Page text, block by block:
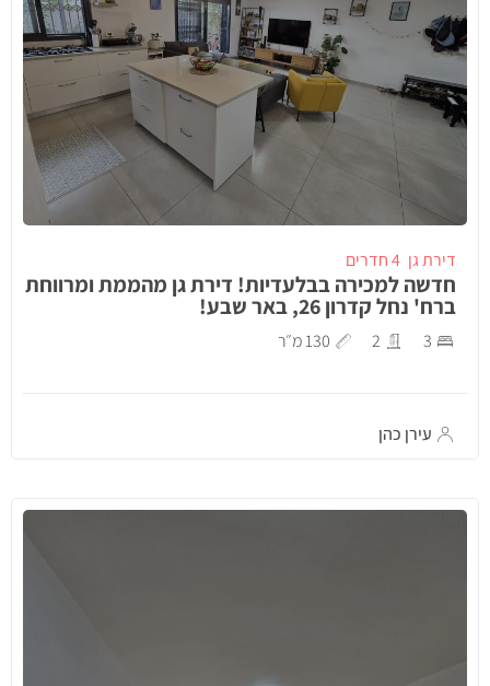
דירת גן 4 חדרים
חדשה למכירה בבלעדיות! דירת גן מהממת ומרווחת
ברח' נחל קדרון 26, באר שבע!
3
2 130 מ״ר
עירן כהן